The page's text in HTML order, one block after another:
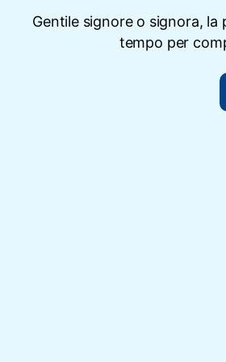
Gentile signore o signora, la
tempo per